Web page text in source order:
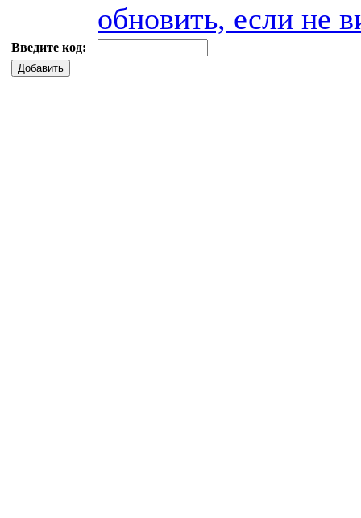
обновить, если не
Введите код:
Добавить